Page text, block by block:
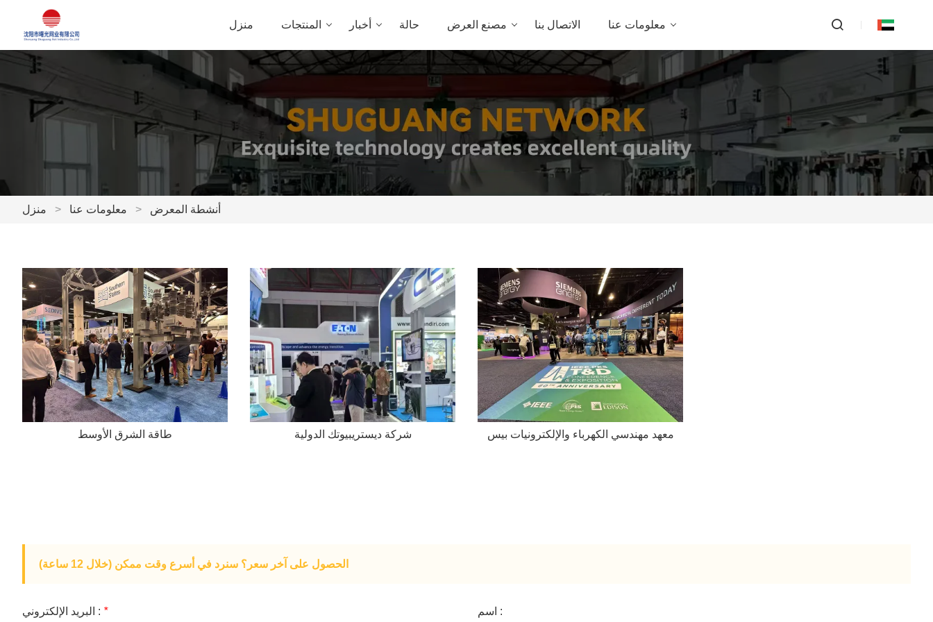
منزل المنتجات أخبار حالة مصنع العرض الاتصال بنا معلومات عنا
منزل > معلومات عنا > أنشطة المعرض
طاقة الشرق الأوسط شركة ديستريبيوتك الدولية معهد مهندسي الكهرباء والإلكترونيات بيس
الحصول على آخر سعر؟ سنرد في أسرع وقت ممكن (خلال 12 ساعة)
البريد الإلكتروني : * اسم :